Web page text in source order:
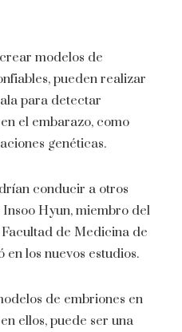
modelos de
pueden realizar
para detectar
el embarazo, como
genéticas.
conducir a otros
Insoo Hyun, miembro del
de Medicina de
los nuevos estudios.
de embriones en
ellos, puede ser una